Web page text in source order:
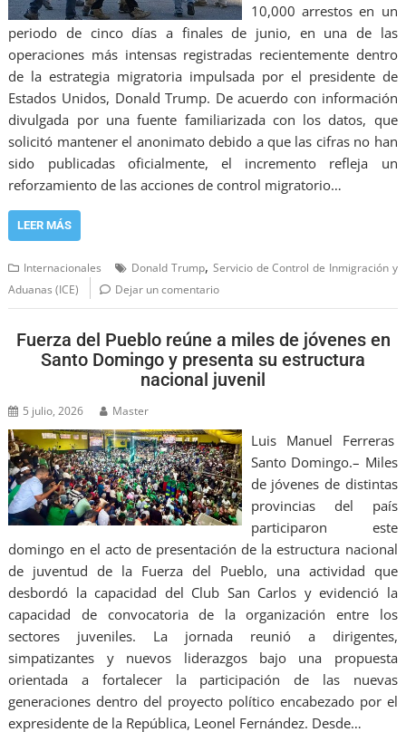
10,000 arrestos en un
periodo de cinco días a finales de junio, en una de las
operaciones más intensas registradas recientemente dentro
de la estrategia migratoria impulsada por el presidente de
Estados Unidos, Donald Trump. De acuerdo con información
divulgada por una fuente familiarizada con los datos, que
solicitó mantener el anonimato debido a que las cifras no han
sido publicadas oficialmente, el incremento refleja un
reforzamiento de las acciones de control migratorio…
LEER MÁS
Internacionales Donald Trump, Servicio de Control de Inmigración y
Aduanas (ICE)
Dejar un comentario
Fuerza del Pueblo reúne a miles de jóvenes en
Santo Domingo y presenta su estructura
nacional juvenil
5 julio, 2026 Master
Luis Manuel Ferreras
Santo Domingo.– Miles
de jóvenes de distintas
provincias del país
participaron este
domingo en el acto de presentación de la estructura nacional
de juventud de la Fuerza del Pueblo, una actividad que
desbordó la capacidad del Club San Carlos y evidenció la
capacidad de convocatoria de la organización entre los
sectores juveniles. La jornada reunió a dirigentes,
simpatizantes y nuevos liderazgos bajo una propuesta
orientada a fortalecer la participación de las nuevas
generaciones dentro del proyecto político encabezado por el
expresidente de la República, Leonel Fernández. Desde…